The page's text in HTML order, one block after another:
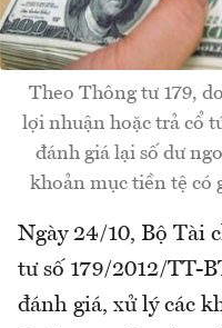
Theo Thông tư 179,
lợi nhuận hoặc trả cổ
đánh giá lại số dư
khoản mục tiền tệ có
Ngày 24/10, Bộ Tài
tư số 179/2012/TT-
đánh giá, xử lý các